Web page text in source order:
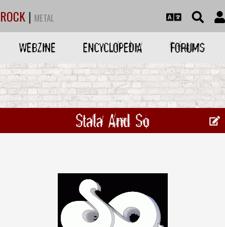
ROCK | METAL
WEBZINE ENCYCLOPEDIA FORUMS
Stala And So